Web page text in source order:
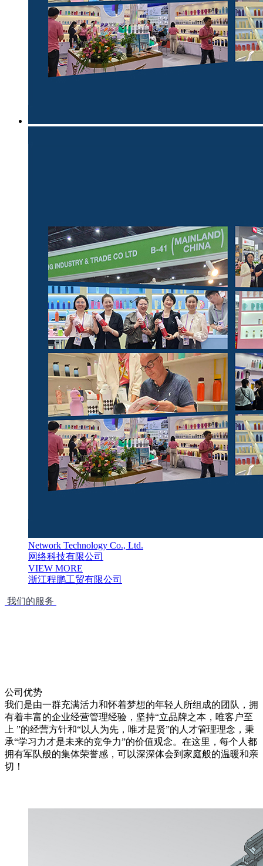
Network Technology Co., Ltd.
网络科技有限公司
VIEW MORE
浙江程鹏工贸有限公司
我们的服务
公司优势
我们是由一群充满活力和怀着梦想的年轻人所组成的团队，拥
有着丰富的企业经营管理经验，坚持“立品牌之本，唯客户至
上 ”的经营方针和“以人为先，唯才是贤”的人才管理理念，秉
承“学习力才是未来的竞争力”的价值观念。在这里，每个人都
拥有军队般的集体荣誉感，可以深深体会到家庭般的温暖和亲
切！